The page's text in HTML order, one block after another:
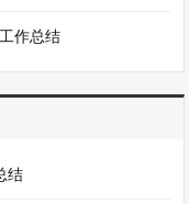
作总结
结